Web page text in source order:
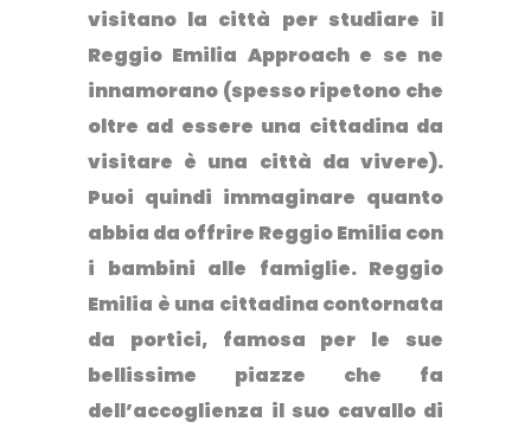
visitano la città per studiare il
Reggio Emilia Approach e se ne
innamorano (spesso ripetono che
oltre ad essere una cittadina da
visitare è una città da vivere).
Puoi quindi immaginare quanto
abbia da offrire Reggio Emilia con
i bambini alle famiglie.Reggio
Emilia è una cittadina contornata
da portici, famosa per le sue
bellissime piazze che fa
dell’accoglienza il suo cavallo di